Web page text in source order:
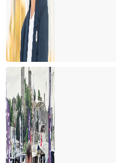
YA ÇARESİZSİNİZ, YA DA ÇARE
PERSONEL LOJMANI MI, MÜLTECİ
YAŞANAN PERSONEL SORUNU
Türkiye'de bir ilk
TURİZM STRATEJİ VE
YAKIN GELECEKTE BİZİ BEKLEYEN
TURİZM MESLEK YASASI
YENİ NORMAL, NÖROLİNK VEYA